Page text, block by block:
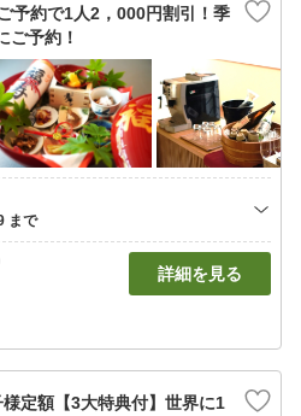
予約で1人2，000円割引！季
ご予約！
詳細を見る
定額【3大特典付】世界に1